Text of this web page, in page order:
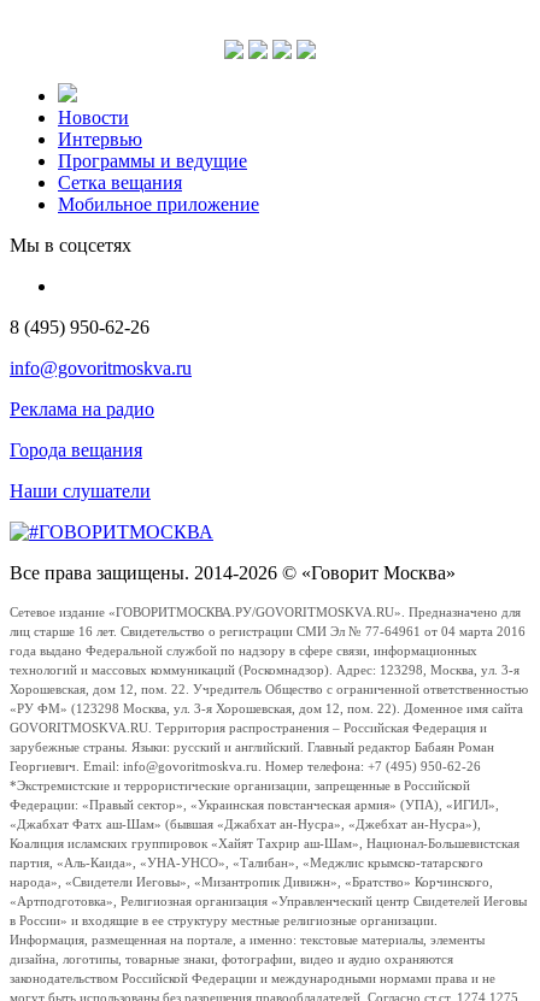
Новости
Интервью
Программы и ведущие
Сетка вещания
Мобильное приложение
Мы в соцсетях
8 (495) 950-62-26
info@govoritmoskva.ru
Реклама на радио
Города вещания
Наши слушатели
Все права защищены. 2014-2026 © «Говорит Москва»
Сетевое издание «ГОВОРИТМОСКВА.РУ/GOVORITMOSKVA.RU». Предназначено для
лиц старше 16 лет. Свидетельство о регистрации СМИ Эл № 77-64961 от 04 марта 2016
года выдано Федеральной службой по надзору в сфере связи, информационных
технологий и массовых коммуникаций (Роскомнадзор). Адрес: 123298, Москва, ул. 3-я
Хорошевская, дом 12, пом. 22. Учредитель Общество с ограниченной ответственностью
«РУ ФМ» (123298 Москва, ул. 3-я Хорошевская, дом 12, пом. 22). Доменное имя сайта
GOVORITMOSKVA.RU. Территория распространения – Российская Федерация и
зарубежные страны. Языки: русский и английский. Главный редактор Бабаян Роман
Георгиевич. Email: info@govoritmoskva.ru. Номер телефона: +7 (495) 950-62-26
*Экстремистские и террористические организации, запрещенные в Российской
Федерации: «Правый сектор», «Украинская повстанческая армия» (УПА), «ИГИЛ»,
«Джабхат Фатх аш-Шам» (бывшая «Джабхат ан-Нусра», «Джебхат ан-Нусра»),
Коалиция исламских группировок «Хайят Тахрир аш-Шам», Национал-Большевистская
партия, «Аль-Каида», «УНА-УНСО», «Талибан», «Меджлис крымско-татарского
народа», «Свидетели Иеговы», «Мизантропик Дивижн», «Братство» Корчинского,
«Артподготовка», Религиозная организация «Управленческий центр Свидетелей Иеговы
в России» и входящие в ее структуру местные религиозные организации.
Информация, размещенная на портале, а именно: текстовые материалы, элементы
дизайна, логотипы, товарные знаки, фотографии, видео и аудио охраняются
законодательством Российской Федерации и международными нормами права и не